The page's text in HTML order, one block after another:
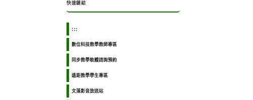
快速鏈結
:::
數位科技教學教師專區
同步教學軟體諮詢預約
遠距教學學生專區
文藻影音放送站